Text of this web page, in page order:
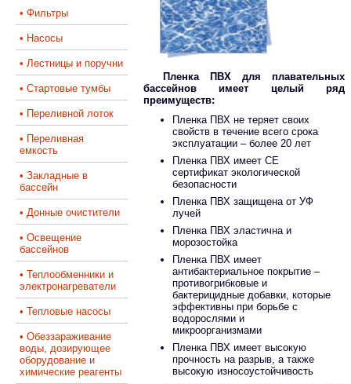
• Фильтры
• Насосы
• Лестницы и поручни
• Стартовые тумбы
• Переливной лоток
• Переливная
емкость
• Закладные в
бассейн
• Донные очистители
• Освещение
бассейнов
• Теплообменники и
электронагреватели
• Тепловые насосы
• Обеззараживание
воды, дозирующее
оборудование и
химические реагенты
Пленка ПВХ для плавательных
бассейнов имеет целый ряд
преимуществ:
Пленка ПВХ не теряет своих
свойств в течение всего срока
эксплуатации – более 20 лет
Пленка ПВХ имеет СЕ
сертификат экологической
безопасности
Пленка ПВХ защищена от УФ
лучей
Пленка ПВХ эластична и
морозостойка
Пленка ПВХ имеет
антибактериальное покрытие –
противогрибковые и
бактерицидные добавки, которые
эффективны при борьбе с
водорослями и
микроорганизмами
Пленка ПВХ имеет высокую
прочность на разрыв, а также
высокую износоустойчивость